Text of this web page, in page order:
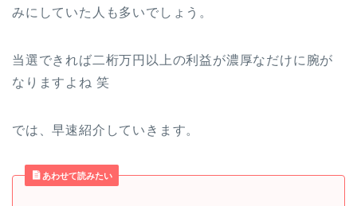
みにしていた人も多いでしょう。
当選できれば二桁万円以上の利益が濃厚なだけに腕が
なりますよね 笑
では、早速紹介していきます。
あわせて読みたい